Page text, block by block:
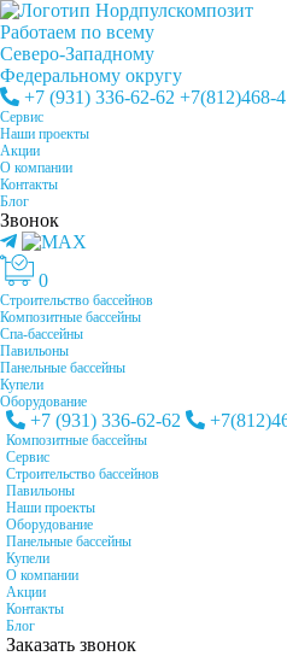
Работаем по всему
Cеверо-Западному
Федеральному округу
+7 (931) 336-62-62 +7(812)468-
Cервис
Наши проекты
Акции
О компании
Контакты
Блог
Звонок
0
Строительство бассейнов
Композитные бассейны
Спа-бассейны
Павильоны
Панельные бассейны
Купели
Оборудование
+7 (931) 336-62-62
Композитные бассейны
Cервис
Строительство бассейнов
Павильоны
Наши проекты
Оборудование
Панельные бассейны
Купели
О компании
Акции
Контакты
Блог
Заказать звонок